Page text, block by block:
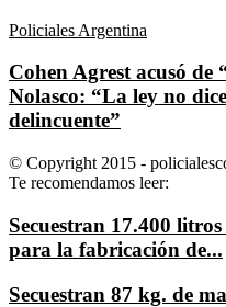
Policiales Argentina
Cohen Agrest acusó
Nolasco: “La ley no
delincuente”
© Copyright 2015 -
Te recomendamos leer:
Secuestran 17.400
para la fabricación de...
Secuestran 87 kg. de